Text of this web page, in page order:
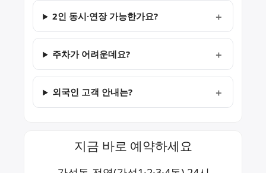
2인 동시·연장 가능한가요?
주차가 어려운데요?
외국인 고객 안내는?
지금 바로 예약하세요